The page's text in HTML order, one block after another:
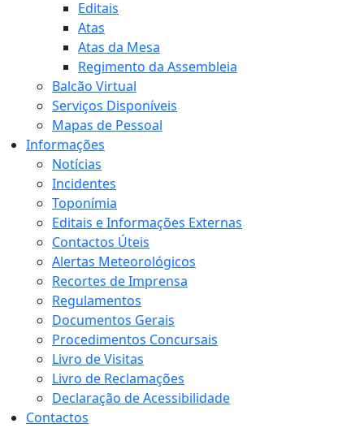
Editais
Atas
Atas da Mesa
Regimento da Assembleia
Balcão Virtual
Serviços Disponíveis
Mapas de Pessoal
Informações
Notícias
Incidentes
Toponímia
Editais e Informações Externas
Contactos Úteis
Alertas Meteorológicos
Recortes de Imprensa
Regulamentos
Documentos Gerais
Procedimentos Concursais
Livro de Visitas
Livro de Reclamações
Declaração de Acessibilidade
Contactos